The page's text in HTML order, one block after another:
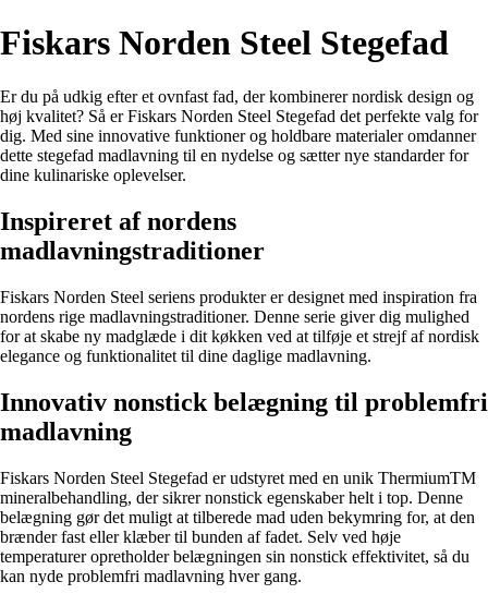
Fiskars Norden Steel Stegefad
Er du på udkig efter et ovnfast fad, der kombinerer nordisk design og
høj kvalitet? Så er Fiskars Norden Steel Stegefad det perfekte valg for
dig. Med sine innovative funktioner og holdbare materialer omdanner
dette stegefad madlavning til en nydelse og sætter nye standarder for
dine kulinariske oplevelser.
Inspireret af nordens
madlavningstraditioner
Fiskars Norden Steel seriens produkter er designet med inspiration fra
nordens rige madlavningstraditioner. Denne serie giver dig mulighed
for at skabe ny madglæde i dit køkken ved at tilføje et strejf af nordisk
elegance og funktionalitet til dine daglige madlavning.
Innovativ nonstick belægning til problemfri
madlavning
Fiskars Norden Steel Stegefad er udstyret med en unik ThermiumTM
mineralbehandling, der sikrer nonstick egenskaber helt i top. Denne
belægning gør det muligt at tilberede mad uden bekymring for, at den
brænder fast eller klæber til bunden af fadet. Selv ved høje
temperaturer opretholder belægningen sin nonstick effektivitet, så du
kan nyde problemfri madlavning hver gang.